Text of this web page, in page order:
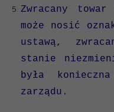
Zwracany
może nosić
ustawą,
stanie
była
zarządu.